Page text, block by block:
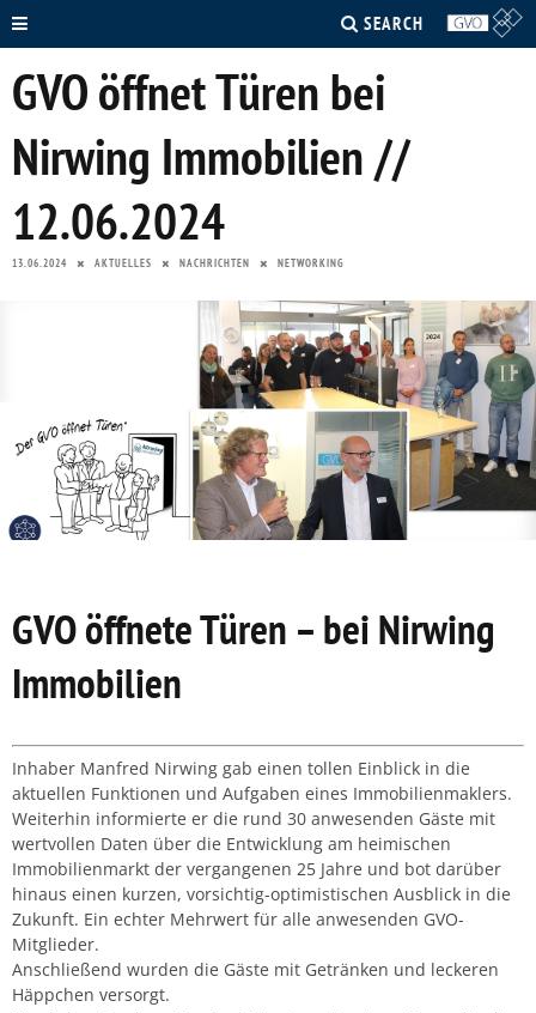
SEARCH
GVO öffnet Türen bei
Nirwing Immobilien //
12.06.2024
13.06.2024 AKTUELLES NACHRICHTEN NETWORKING
GVO öffnete Türen – bei Nirwing
Immobilien
Inhaber Manfred Nirwing gab einen tollen Einblick in die
aktuellen Funktionen und Aufgaben eines Immobilienmaklers.
Weiterhin informierte er die rund 30 anwesenden Gäste mit
wertvollen Daten über die Entwicklung am heimischen
Immobilienmarkt der vergangenen 25 Jahre und bot darüber
hinaus einen kurzen, vorsichtig-optimistischen Ausblick in die
Zukunft. Ein echter Mehrwert für alle anwesenden GVO-
Mitglieder.
Anschließend wurden die Gäste mit Getränken und leckeren
Häppchen versorgt.